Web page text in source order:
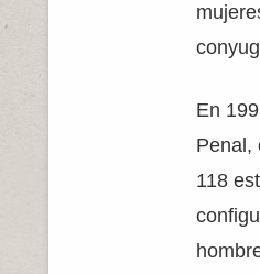
En
Penal,
118